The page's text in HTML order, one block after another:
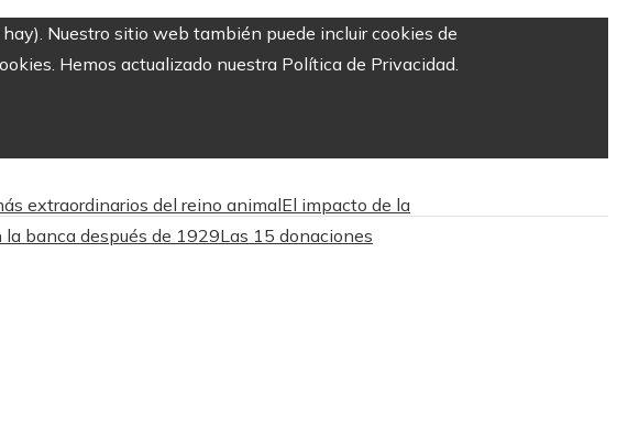
Nuestro sitio web también puede incluir cookies de
Hemos actualizado nuestra Política de Privacidad.
extraordinarios del reino animalEl impacto de la
banca después de 1929Las 15 donaciones